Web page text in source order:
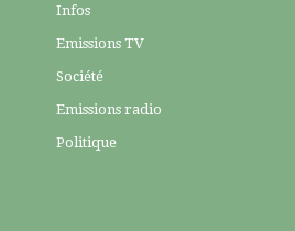
Infos
Emissions TV
Société
Emissions radio
Politique